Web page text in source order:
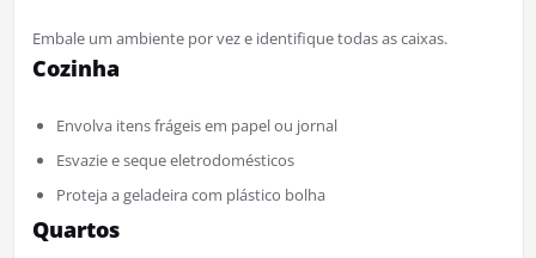
Embale um ambiente por vez e identifique todas as caixas.
Cozinha
Envolva itens frágeis em papel ou jornal
Esvazie e seque eletrodomésticos
Proteja a geladeira com plástico bolha
Quartos